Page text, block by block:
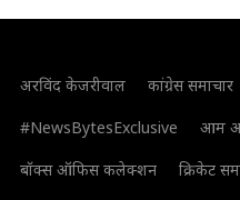
अरविंद केजरीवाल कांग्रेस समाचार
#NewsBytesExclusive
आम
बॉक्स ऑफिस कलेक्शन
क्रिकेट